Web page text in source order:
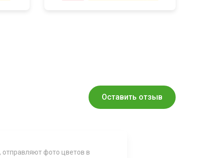
Оставить отзыв
отправляют фото цветов в